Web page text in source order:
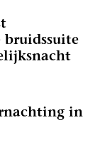
bruidssuite
in